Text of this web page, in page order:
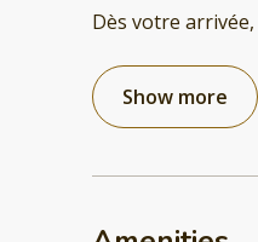
Dès votre
Show more